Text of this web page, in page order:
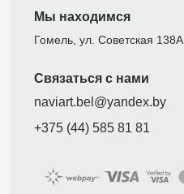
Мы находимся
Гомель, ул. Советская 138А
Связаться с нами
naviart.bel@yandex.by
+375 (44) 585 81 81